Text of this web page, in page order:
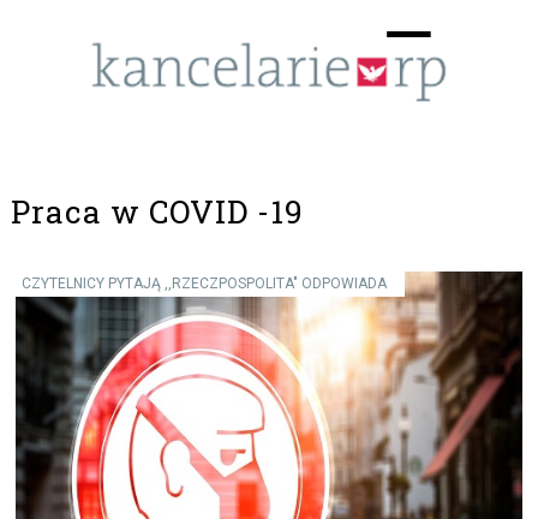
☰
Praca w COVID -19
CZYTELNICY PYTAJĄ ,,RZECZPOSPOLITA" ODPOWIADA